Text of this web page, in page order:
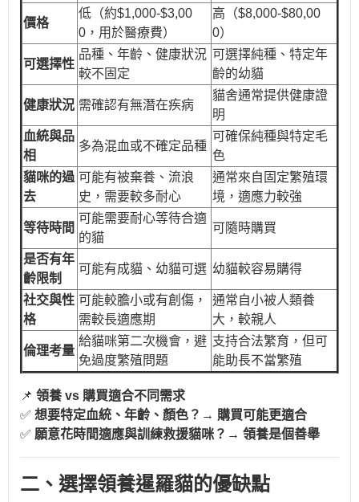
價格
低（約$1,000-$3,00
0，用於醫療費）
高（$8,000-$80,00
0）
可選擇性
品種、年齡、健康狀況
較不固定
可選擇純種、特定年
齡的幼貓
健康狀況 需確認有無潛在疾病
貓舍通常提供健康證
明
血統與品
相
多為混血或不確定品種
可確保純種與特定毛
色
貓咪的過
去
可能有被棄養、流浪
史，需要較多耐心
通常來自固定繁殖環
境，適應力較強
等待時間
可能需要耐心等待合適
的貓
可隨時購買
是否有年
齡限制
可能有成貓、幼貓可選 幼貓較容易購得
社交與性
格
可能較膽小或有創傷，
需較長適應期
通常自小被人類養
大，較親人
倫理考量
給貓咪第二次機會，避
免過度繁殖問題
支持合法繁育，但可
能助長不當繁殖
📌 領養 vs 購買適合不同需求
✅ 想要特定血統、年齡、顏色？→ 購買可能更適合
✅ 願意花時間適應與訓練救援貓咪？→ 領養是個善舉
二、選擇領養暹羅貓的優缺點